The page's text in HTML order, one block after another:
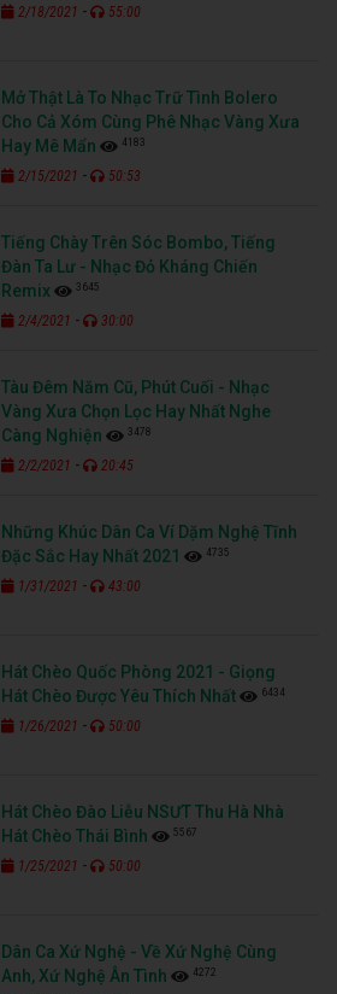
2/18/2021 - 55:00
Mở Thật Là To Nhạc Trữ Tình Bolero
Cho Cả Xóm Cùng Phê Nhạc Vàng Xưa
Hay Mê Mẩn
4183
2/15/2021 - 50:53
Tiếng Chày Trên Sóc Bombo, Tiếng
Đàn Ta Lư - Nhạc Đỏ Kháng Chiến
Remix
3645
2/4/2021 - 30:00
Tàu Đêm Năm Cũ, Phút Cuối - Nhạc
Vàng Xưa Chọn Lọc Hay Nhất Nghe
Càng Nghiện
3478
2/2/2021 - 20:45
Những Khúc Dân Ca Ví Dặm Nghệ Tĩnh
Đặc Sắc Hay Nhất 2021
4735
1/31/2021 - 43:00
Hát Chèo Quốc Phòng 2021 - Giọng
Hát Chèo Được Yêu Thích Nhất
6434
1/26/2021 - 50:00
Hát Chèo Đào Liễu NSƯT Thu Hà Nhà
Hát Chèo Thái Bình
5567
1/25/2021 - 50:00
Dân Ca Xứ Nghệ - Về Xứ Nghệ Cùng
Anh, Xứ Nghệ Ân Tình
4272